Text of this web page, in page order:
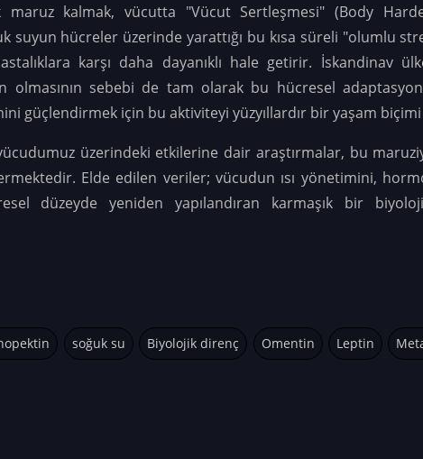
maruz kalmak, vücutta "Vücut Sertleşmesi" (Body
suyun hücreler üzerinde yarattığı bu kısa süreli "olumlu
karşı daha dayanıklı hale getirir. İskandinav
olmasının sebebi de tam olarak bu hücresel
güçlendirmek için bu aktiviteyi yüzyıllardır bir yaşam
üzerindeki etkilerine dair araştırmalar, bu
Elde edilen veriler; vücudun ısı yönetimini,
düzeyde yeniden yapılandıran karmaşık bir
soğuk su Biyolojik direnç Omentin Leptin